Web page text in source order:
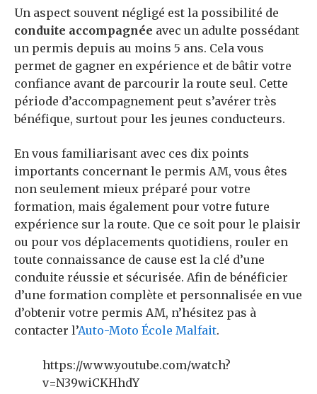
Un aspect souvent négligé est la possibilité de
conduite accompagnée avec un adulte possédant
un permis depuis au moins 5 ans. Cela vous
permet de gagner en expérience et de bâtir votre
confiance avant de parcourir la route seul. Cette
période d’accompagnement peut s’avérer très
bénéfique, surtout pour les jeunes conducteurs.
En vous familiarisant avec ces dix points
importants concernant le permis AM, vous êtes
non seulement mieux préparé pour votre
formation, mais également pour votre future
expérience sur la route. Que ce soit pour le plaisir
ou pour vos déplacements quotidiens, rouler en
toute connaissance de cause est la clé d’une
conduite réussie et sécurisée. Afin de bénéficier
d’une formation complète et personnalisée en vue
d’obtenir votre permis AM, n’hésitez pas à
contacter l’Auto-Moto École Malfait.
https://www.youtube.com/watch?
v=N39wiCKHhdY